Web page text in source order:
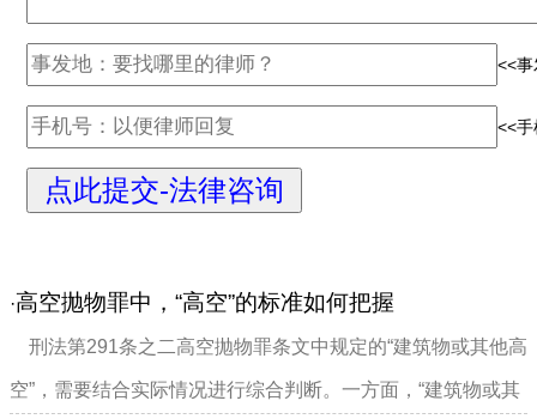
<<
<<
·高空抛物罪中，“高空”的标准如何把握
刑法第291条之二高空抛物罪条文中规定的“建筑物或其他高
空”，需要结合实际情况进行综合判断。一方面，“建筑物或其